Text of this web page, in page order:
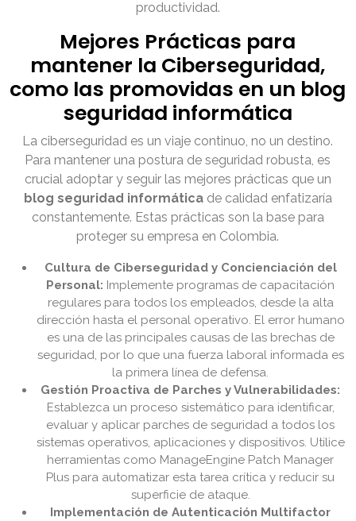
productividad.
Mejores Prácticas para
mantener la Ciberseguridad,
como las promovidas en un blog
seguridad informática
La ciberseguridad es un viaje continuo, no un destino.
Para mantener una postura de seguridad robusta, es
crucial adoptar y seguir las mejores prácticas que un
blog seguridad informática de calidad enfatizaría
constantemente. Estas prácticas son la base para
proteger su empresa en Colombia.
Cultura de Ciberseguridad y Concienciación del
Personal: Implemente programas de capacitación
regulares para todos los empleados, desde la alta
dirección hasta el personal operativo. El error humano
es una de las principales causas de las brechas de
seguridad, por lo que una fuerza laboral informada es
la primera línea de defensa.
Gestión Proactiva de Parches y Vulnerabilidades:
Establezca un proceso sistemático para identificar,
evaluar y aplicar parches de seguridad a todos los
sistemas operativos, aplicaciones y dispositivos. Utilice
herramientas como ManageEngine Patch Manager
Plus para automatizar esta tarea crítica y reducir su
superficie de ataque.
Implementación de Autenticación Multifactor